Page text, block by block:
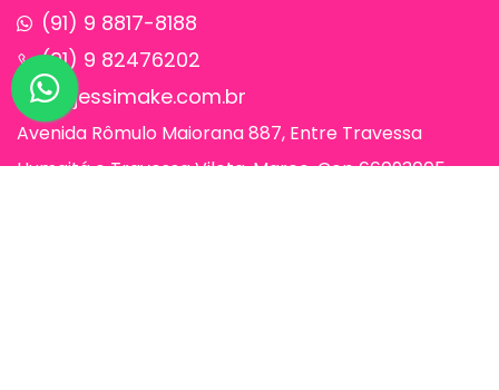
(91) 9 8817-8188
(91) 9 82476202
sac@jessimake.com.br
Avenida Rômulo Maiorana 887, Entre Travessa
Humaitá e Travessa Vileta, Marco, Cep 66093005,